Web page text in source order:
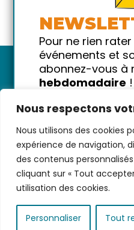
Nous respectons
Nous utilisons des cookies
expérience de navigation,
des contenus
cliquant sur « Tout
utilisation des cookies.
Personnaliser Tout
Nous contacter-
personnelles-
Pour ne rien
événements et
abonnez-vous à
hebdomadaire !
!
Votre email